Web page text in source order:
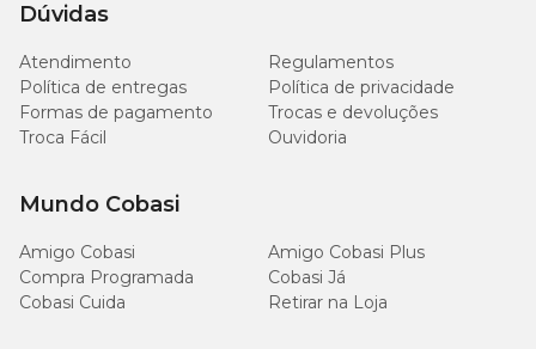
Dúvidas
Atendimento
Regulamentos
Política de entregas
Política de privacidade
Formas de pagamento
Trocas e devoluções
Troca Fácil
Ouvidoria
Mundo Cobasi
Amigo Cobasi
Amigo Cobasi Plus
Compra Programada
Cobasi Já
Cobasi Cuida
Retirar na Loja